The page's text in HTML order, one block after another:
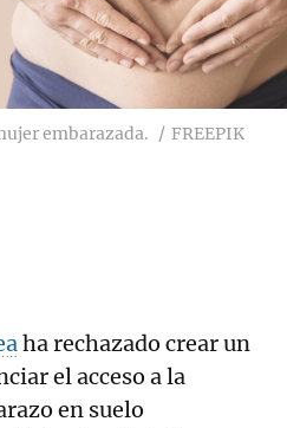
embarazada. FREEPIK
ha rechazado crear un
el acceso a la
en suelo